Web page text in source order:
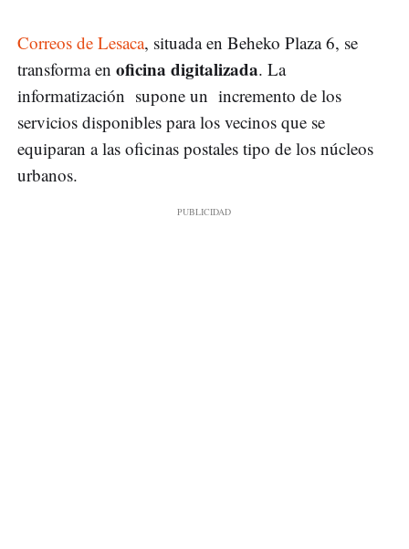
Correos de Lesaca, situada en Beheko Plaza 6, se
transforma en oficina digitalizada. La
informatización supone un incremento de los
servicios disponibles para los vecinos que se
equiparan a las oficinas postales tipo de los núcleos
urbanos.